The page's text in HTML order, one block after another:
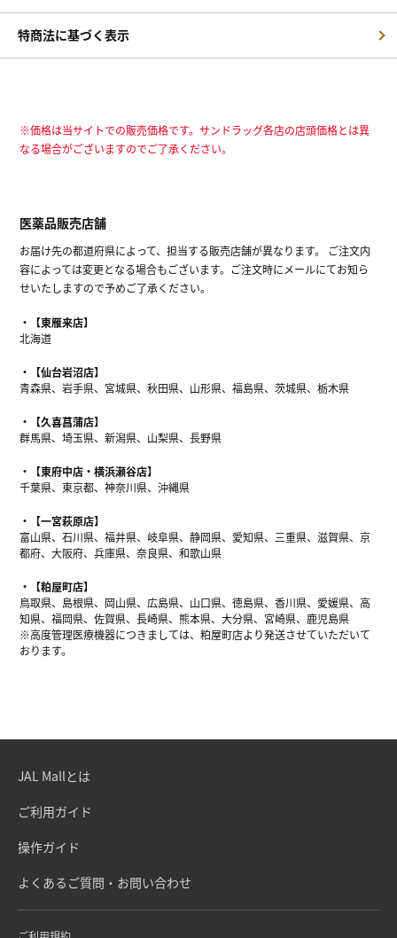
特商法に基づく表示
※価格は当サイトでの販売価格です。サンドラッグ各店の店頭価格とは異
なる場合がございますのでご了承ください。
医薬品販売店舗
お届け先の都道府県によって、担当する販売店舗が異なります。 ご注文内
容によっては変更となる場合もございます。ご注文時にメールにてお知ら
せいたしますので予めご了承ください。
【東雁来店】
北海道
【仙台岩沼店】
青森県、岩手県、宮城県、秋田県、山形県、福島県、茨城県、栃木県
【久喜菖蒲店】
群馬県、埼玉県、新潟県、山梨県、長野県
【東府中店・横浜瀬谷店】
千葉県、東京都、神奈川県、沖縄県
【一宮萩原店】
富山県、石川県、福井県、岐阜県、静岡県、愛知県、三重県、滋賀県、京
都府、大阪府、兵庫県、奈良県、和歌山県
【粕屋町店】
鳥取県、島根県、岡山県、広島県、山口県、徳島県、香川県、愛媛県、高
知県、福岡県、佐賀県、長崎県、熊本県、大分県、宮崎県、鹿児島県
※高度管理医療機器につきましては、粕屋町店より発送させていただいて
おります。
JAL Mallとは
ご利用ガイド
操作ガイド
よくあるご質問・お問い合わせ